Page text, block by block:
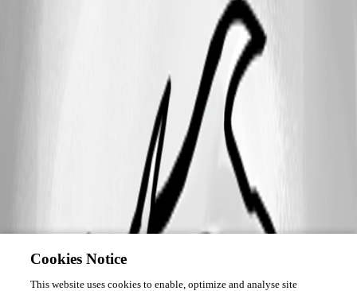
Cookies Notice
This website uses cookies to enable, optimize and analyse site